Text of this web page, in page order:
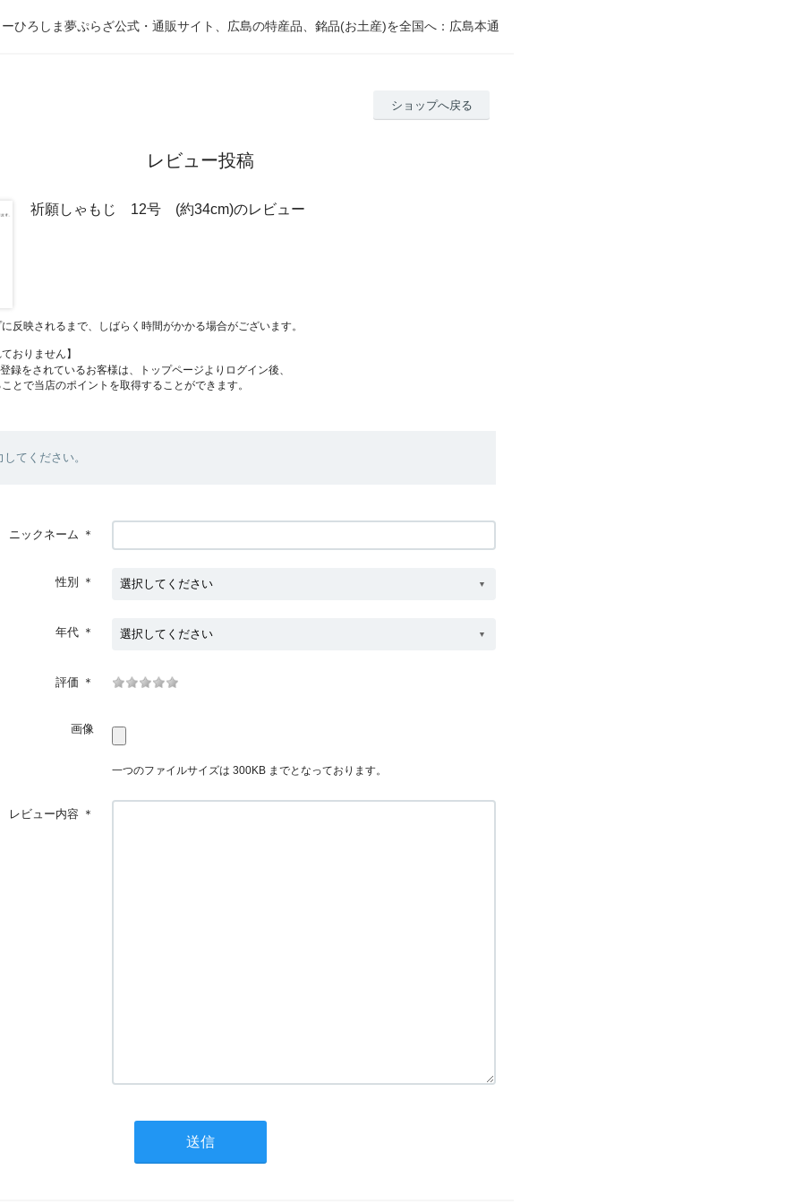
ひろしま夢ぷらざ公式・通販サイト、広島の特産品、銘品(お土産)を全国へ：広島本通
ショップへ戻る
レビュー投稿
祈願しゃもじ 12号 (約34cm)のレビュー
反映されるまで、しばらく時間がかかる場合がございます。
おりません】
録をされているお客様は、トップページよりログイン後、
とで当店のポイントを取得することができます。
てください。
ニックネーム ＊
性別 ＊
年代 ＊
評価 ＊
画像
一つのファイルサイズは 300KB までとなっております。
レビュー内容 ＊